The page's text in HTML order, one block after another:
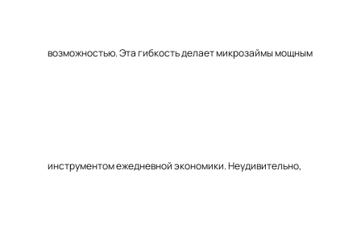
возможностью. Эта гибкость делает микрозаймы мощным
инструментом ежедневной экономики. Неудивительно,